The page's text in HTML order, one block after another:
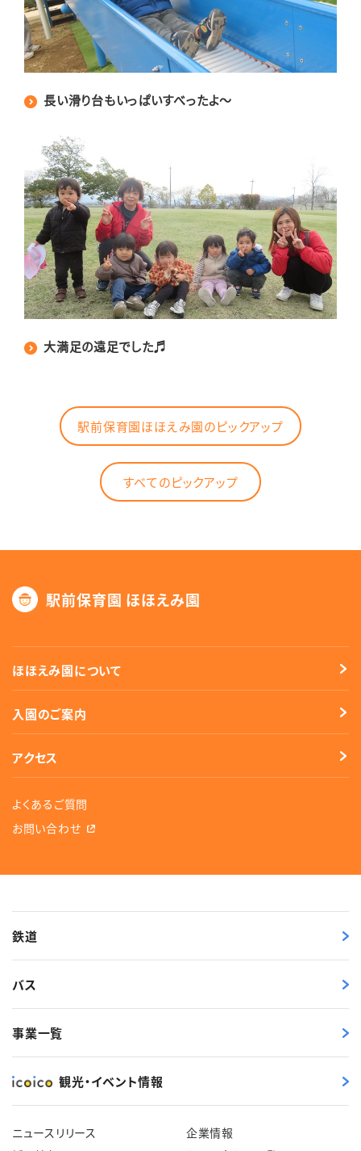
長い滑り台もいっぱいすべったよ～
大満足の遠足でした♬
駅前保育園ほほえみ園のピックアップ
すべてのピックアップ
駅前保育園 ほほえみ園
ほほえみ園について
入園のご案内
アクセス
よくあるご質問
お問い合わせ
鉄道
バス
事業一覧
観光・イベント情報
ニュースリリース
企業情報